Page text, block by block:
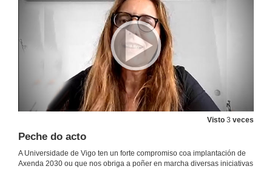
Visto 3 veces
Peche do acto
A Universidade de Vigo ten un forte compromiso coa implantación de
Axenda 2030 ou que nos obriga a poñer en marcha diversas iniciativas